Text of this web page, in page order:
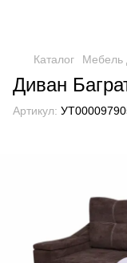
Каталог Мебель
Диван
Артикул: